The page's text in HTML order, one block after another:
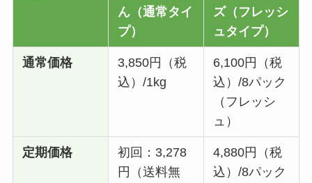
ん（通常タイ
プ）
ズ（フレッシ
ュタイプ）
通常価格
3,850円（税
込）/1kg
6,100円（税
込）/8パック
（フレッシ
ュ）
定期価格
初回：3,278
円（送料無
4,880円（税
込）/8パック